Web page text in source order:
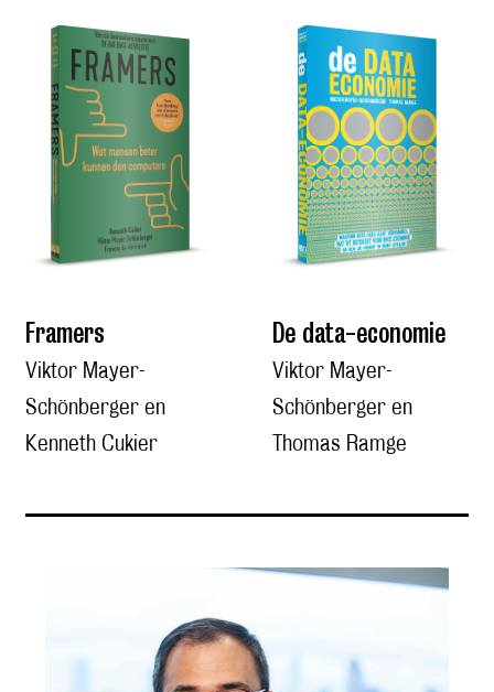
Framers
Viktor Mayer-
Schönberger en
Kenneth Cukier
De data-economie
Viktor Mayer-
Schönberger en
Thomas Ramge